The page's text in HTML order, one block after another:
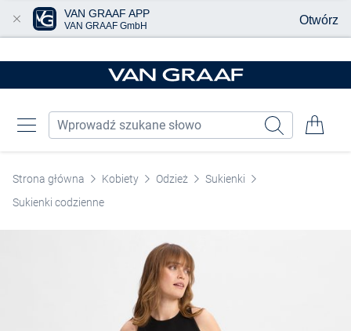
Strona główna Kobiety Odzież
Sukienki
Sukienki codzienne
VAN GRAAF APP
VAN GRAAF GmbH Otwórz